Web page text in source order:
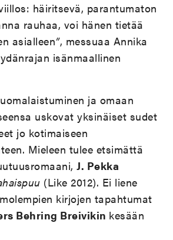
häiritsevä, parantumaton
rauhaa, voi hänen tietää
asialleen”, messuaa Annika
isänmaallinen
ja omaan
uskovat yksinäiset sudet
jo kotimaiseen
Mieleen tulee etsimättä
J. Pekka
(Like 2012). Ei liene
kirjojen tapahtumat
Behring Breivikin kesään